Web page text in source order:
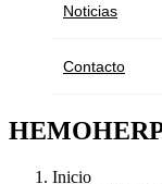
Noticias
Contacto
Inicio